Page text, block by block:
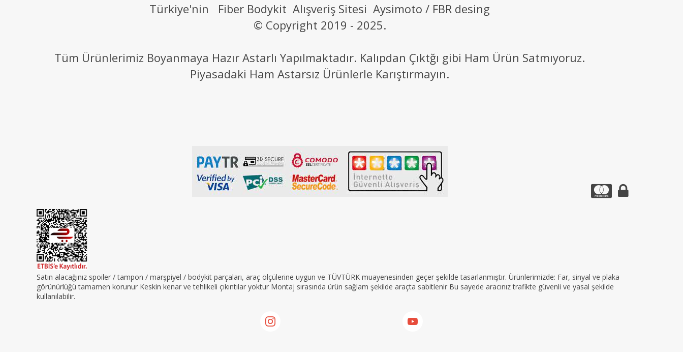
Türkiye'nin Fiber Bodykit Alışveriş Sitesi Aysimoto / FBR desing
© Copyright 2019 - 2025.
Tüm Ürünlerimiz Boyanmaya Hazır Astarlı Yapılmaktadır. Kalıpdan Çıktğı gibi Ham Ürün Satmıyoruz.
Piyasadaki Ham Astarsız Ürünlerle Karıştırmayın.
Satın alacağınız spoiler / tampon / marşpiyel / bodykit parçaları, araç ölçülerine uygun ve TÜVTÜRK muayenesinden geçer şekilde tasarlanmıştır. Ürünlerimizde: Far, sinyal ve plaka
görünürlüğü tamamen korunur Keskin kenar ve tehlikeli çıkıntılar yoktur Montaj sırasında ürün sağlam şekilde araçta sabitlenir Bu sayede aracınız trafikte güvenli ve yasal şekilde
kullanılabilir.